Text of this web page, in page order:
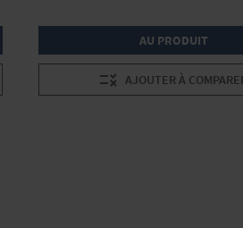
AU PRODUIT
AJOUTER À